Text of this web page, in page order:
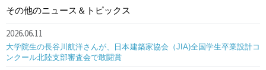
その他のニュース＆トピックス
2026.06.11
大学院生の長谷川航洋さんが、日本建築家協会（JIA)全国学生卒業設計コ
ンクール北陸支部審査会で敢闘賞